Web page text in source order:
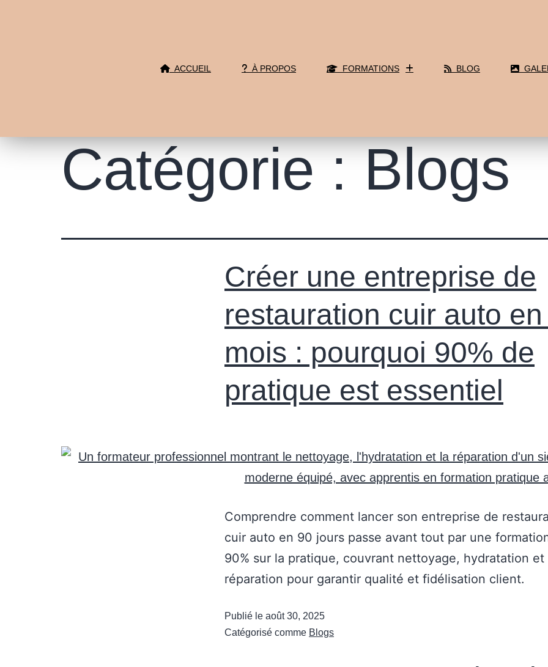
ACCUEIL À PROPOS FORMATIONS BLOG
Catégorie :Blogs
Créer une entreprise de
restauration cuir auto en
mois : pourquoi 90% de
pratique est essentiel
Comprendre comment lancer son entreprise de
cuir auto en 90 jours passe avant tout par une
90% sur la pratique, couvrant nettoyage, hydratation et
réparation pour garantir qualité et fidélisation client.
Publié le août 30, 2025
Catégorisé comme Blogs